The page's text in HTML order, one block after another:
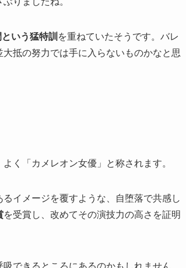
いう猛特訓 を重ねていたそうです。バレ
抵の努力では手に入らないものかなと思
く「カメレオン女優」と称されます。
イメージを覆すような、自堕落で共感し
を受賞し、改めてその演技力の高さを証明
できるところにあるのかもしれません。